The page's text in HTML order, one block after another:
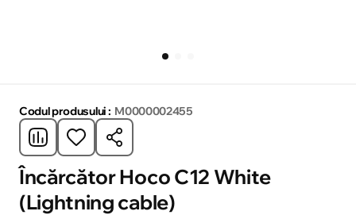
Codul produsului : M0000002455
Încărcător Hoco C12 White
(Lightning cable)